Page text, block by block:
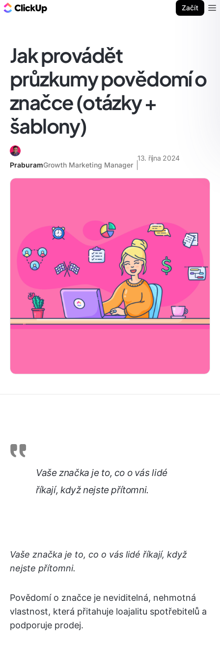
Začít
Jak provádět
průzkumy povědomí o
značce (otázky +
šablony)
PraburamGrowth Marketing Manager
13. října 2024
Vaše značka je to, co o vás lidé
říkají, když nejste přítomni.
Vaše značka je to, co o vás lidé říkají, když
nejste přítomni.
Povědomí o značce je neviditelná, nehmotná
vlastnost, která přitahuje loajalitu spotřebitelů a
podporuje prodej.